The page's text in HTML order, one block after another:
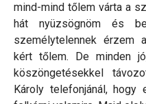
mind-mind tőlem várta a
hát nyüzsögnöm és
személytelennek érzem
kért tőlem. De minden
köszöngetésekkel
Károly telefonjánál,